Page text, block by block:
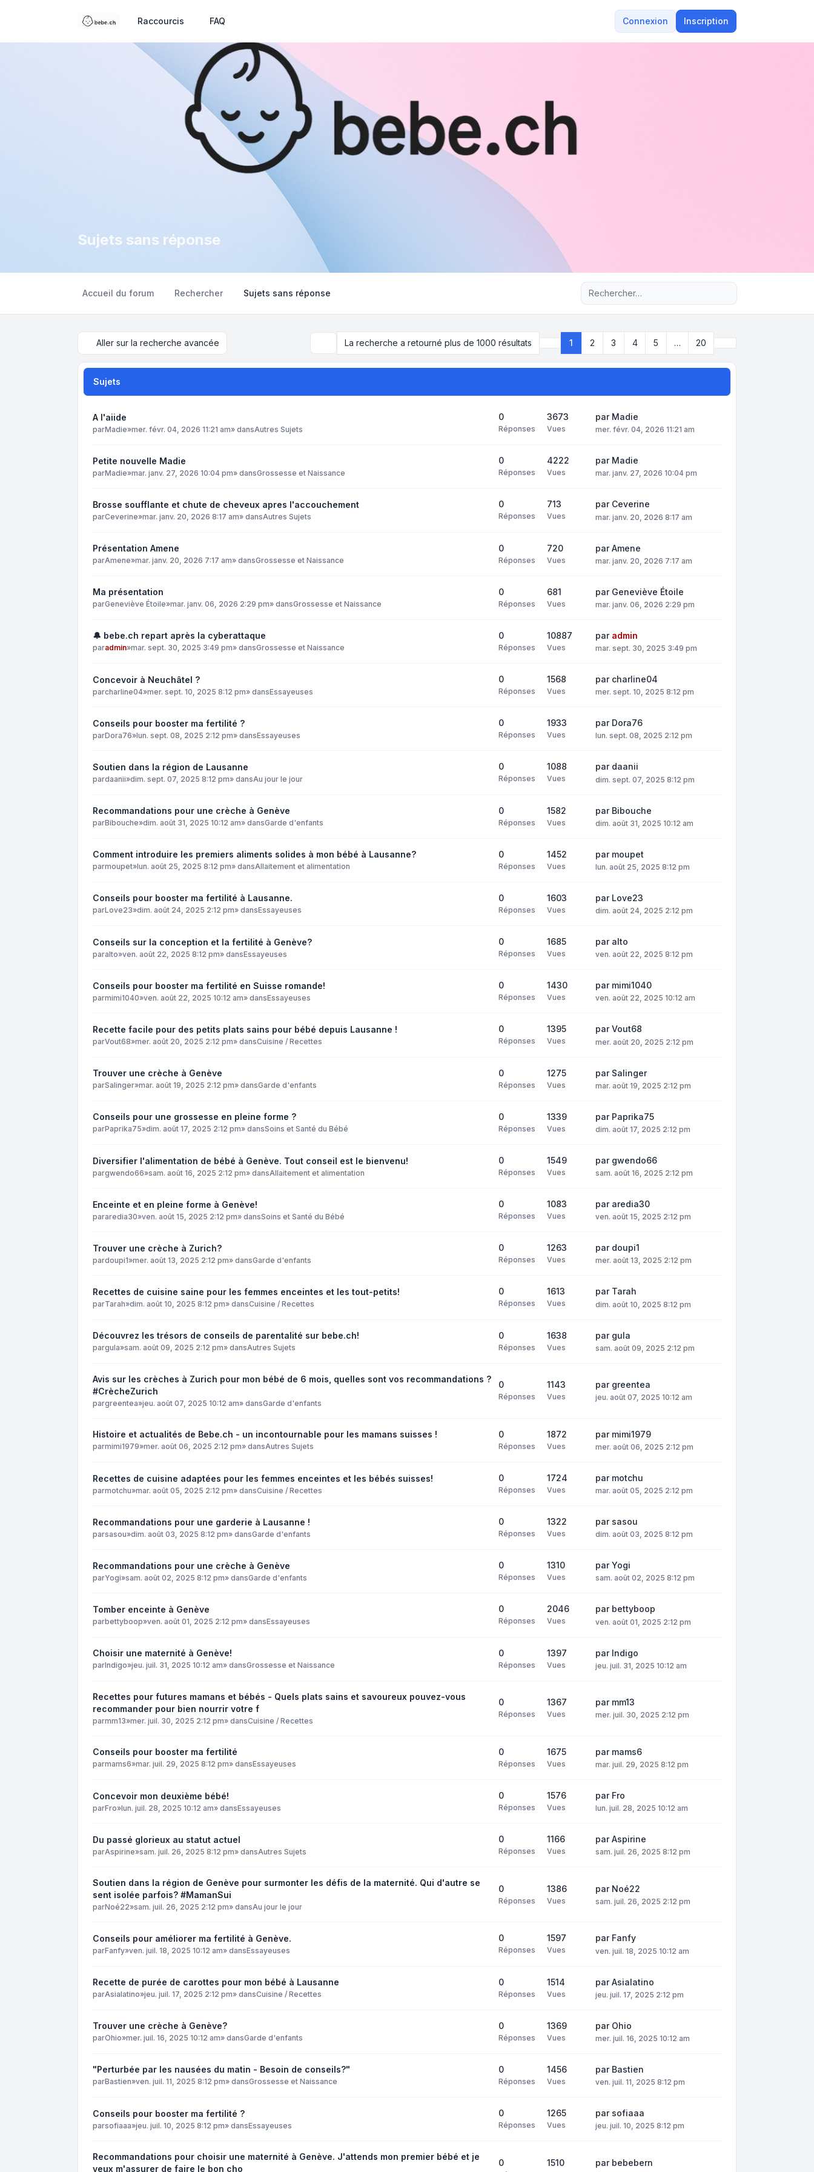
Raccourcis FAQ Connexion Inscription
Sujets sans réponse
Accueil du forum Rechercher Sujets sans réponse Recherche avancée
Aller sur la recherche avancée RechercherLa recherche a retourné plus de 1000 résultats Page 1 sur20
1 2 3 4 5 … 20
Sujets
A l'aiide
parMadie»mer. févr. 04, 2026 11:21 am» dansAutres Sujets
0
Réponses
3673
Vues
par Madie
mer. févr. 04, 2026 11:21 am
Petite nouvelle Madie
parMadie»mar. janv. 27, 2026 10:04 pm» dansGrossesse et Naissance
0
Réponses
4222
Vues
par Madie
mar. janv. 27, 2026 10:04 pm
Brosse soufflante et chute de cheveux apres l'accouchement
parCeverine»mar. janv. 20, 2026 8:17 am» dansAutres Sujets
0
Réponses
713
Vues
par Ceverine
mar. janv. 20, 2026 8:17 am
Présentation Amene
parAmene»mar. janv. 20, 2026 7:17 am» dansGrossesse et Naissance
0
Réponses
720
Vues
parAmene
mar. janv. 20, 2026 7:17 am
Ma présentation
parGeneviève Étoile»mar. janv. 06, 2026 2:29 pm» dansGrossesse et Naissance
0
Réponses
681
Vues
par Geneviève Étoile
mar. janv. 06, 2026 2:29 pm
🔔 bebe.ch repart après la cyberattaque
paradmin»mar. sept. 30, 2025 3:49 pm» dansGrossesse et Naissance
0
Réponses
10887
Vues
par admin
mar. sept. 30, 2025 3:49 pm
Concevoir à Neuchâtel ?
parcharline04»mer. sept. 10, 2025 8:12 pm» dansEssayeuses
0
Réponses
1568
Vues
par charline04
mer. sept. 10, 2025 8:12 pm
Conseils pour booster ma fertilité ?
parDora76»lun. sept. 08, 2025 2:12 pm» dansEssayeuses
0
Réponses
1933
Vues
par Dora76
lun. sept. 08, 2025 2:12 pm
Soutien dans la région de Lausanne
pardaanii»dim. sept. 07, 2025 8:12 pm» dansAu jour le jour
0
Réponses
1088
Vues
par daanii
dim. sept. 07, 2025 8:12 pm
Recommandations pour une crèche à Genève
parBibouche»dim. août 31, 2025 10:12 am» dansGarde d'enfants
0
Réponses
1582
Vues
par Bibouche
dim. août 31, 2025 10:12 am
Comment introduire les premiers aliments solides à mon bébé à Lausanne?
parmoupet»lun. août 25, 2025 8:12 pm» dansAllaitement et alimentation
0
Réponses
1452
Vues
par moupet
lun. août 25, 2025 8:12 pm
Conseils pour booster ma fertilité à Lausanne.
parLove23»dim. août 24, 2025 2:12 pm» dansEssayeuses
0
Réponses
1603
Vues
par Love23
dim. août 24, 2025 2:12 pm
Conseils sur la conception et la fertilité à Genève?
paralto»ven. août 22, 2025 8:12 pm» dansEssayeuses
0
Réponses
1685
Vues
par alto
ven. août 22, 2025 8:12 pm
Conseils pour booster ma fertilité en Suisse romande!
parmimi1040»ven. août 22, 2025 10:12 am» dansEssayeuses
0
Réponses
1430
Vues
par mimi1040
ven. août 22, 2025 10:12 am
Recette facile pour des petits plats sains pour bébé depuis Lausanne !
parVout68»mer. août 20, 2025 2:12 pm» dansCuisine / Recettes
0
Réponses
1395
Vues
parVout68
mer. août 20, 2025 2:12 pm
Trouver une crèche à Genève
parSalinger»mar. août 19, 2025 2:12 pm» dansGarde d'enfants
0
Réponses
1275
Vues
par Salinger
mar. août 19, 2025 2:12 pm
Conseils pour une grossesse en pleine forme ?
parPaprika75»dim. août 17, 2025 2:12 pm» dansSoins et Santé du Bébé
0
Réponses
1339
Vues
par Paprika75
dim. août 17, 2025 2:12 pm
Diversifier l'alimentation de bébé à Genève. Tout conseil est le bienvenu!
pargwendo66»sam. août 16, 2025 2:12 pm» dansAllaitement et alimentation
0
Réponses
1549
Vues
par gwendo66
sam. août 16, 2025 2:12 pm
Enceinte et en pleine forme à Genève!
pararedia30»ven. août 15, 2025 2:12 pm» dansSoins et Santé du Bébé
0
Réponses
1083
Vues
par aredia30
ven. août 15, 2025 2:12 pm
Trouver une crèche à Zurich?
pardoupi1»mer. août 13, 2025 2:12 pm» dansGarde d'enfants
0
Réponses
1263
Vues
par doupi1
mer. août 13, 2025 2:12 pm
Recettes de cuisine saine pour les femmes enceintes et les tout-petits!
parTarah»dim. août 10, 2025 8:12 pm» dansCuisine / Recettes
0
Réponses
1613
Vues
par Tarah
dim. août 10, 2025 8:12 pm
Découvrez les trésors de conseils de parentalité sur bebe.ch!
pargula»sam. août 09, 2025 2:12 pm» dansAutres Sujets
0
Réponses
1638
Vues
par gula
sam. août 09, 2025 2:12 pm
Avis sur les crèches à Zurich pour mon bébé de 6 mois, quelles sont vos recommandations ?
#CrècheZurich
pargreentea»jeu. août 07, 2025 10:12 am» dansGarde d'enfants
0
Réponses
1143
Vues
par greentea
jeu. août 07, 2025 10:12 am
Histoire et actualités de Bebe.ch - un incontournable pour les mamans suisses !
parmimi1979»mer. août 06, 2025 2:12 pm» dansAutres Sujets
0
Réponses
1872
Vues
par mimi1979
mer. août 06, 2025 2:12 pm
Recettes de cuisine adaptées pour les femmes enceintes et les bébés suisses!
parmotchu»mar. août 05, 2025 2:12 pm» dansCuisine / Recettes
0
Réponses
1724
Vues
par motchu
mar. août 05, 2025 2:12 pm
Recommandations pour une garderie à Lausanne !
parsasou»dim. août 03, 2025 8:12 pm» dansGarde d'enfants
0
Réponses
1322
Vues
par sasou
dim. août 03, 2025 8:12 pm
Recommandations pour une crèche à Genève
parYogi»sam. août 02, 2025 8:12 pm» dansGarde d'enfants
0
Réponses
1310
Vues
parYogi
sam. août 02, 2025 8:12 pm
Tomber enceinte à Genève
parbettyboop»ven. août 01, 2025 2:12 pm» dansEssayeuses
0
Réponses
2046
Vues
par bettyboop
ven. août 01, 2025 2:12 pm
Choisir une maternité à Genève!
parIndigo»jeu. juil. 31, 2025 10:12 am» dansGrossesse et Naissance
0
Réponses
1397
Vues
par Indigo
jeu. juil. 31, 2025 10:12 am
Recettes pour futures mamans et bébés - Quels plats sains et savoureux pouvez-vous
recommander pour bien nourrir votre f
parmm13»mer. juil. 30, 2025 2:12 pm» dansCuisine / Recettes
0
Réponses
1367
Vues
par mm13
mer. juil. 30, 2025 2:12 pm
Conseils pour booster ma fertilité
parmams6»mar. juil. 29, 2025 8:12 pm» dansEssayeuses
0
Réponses
1675
Vues
par mams6
mar. juil. 29, 2025 8:12 pm
Concevoir mon deuxième bébé!
parFro»lun. juil. 28, 2025 10:12 am» dansEssayeuses
0
Réponses
1576
Vues
par Fro
lun. juil. 28, 2025 10:12 am
Du passé glorieux au statut actuel
parAspirine»sam. juil. 26, 2025 8:12 pm» dansAutres Sujets
0
Réponses
1166
Vues
parAspirine
sam. juil. 26, 2025 8:12 pm
Soutien dans la région de Genève pour surmonter les défis de la maternité. Qui d'autre se
sent isolée parfois? #MamanSui
parNoé22»sam. juil. 26, 2025 2:12 pm» dansAu jour le jour
0
Réponses
1386
Vues
par Noé22
sam. juil. 26, 2025 2:12 pm
Conseils pour améliorer ma fertilité à Genève.
parFanfy»ven. juil. 18, 2025 10:12 am» dansEssayeuses
0
Réponses
1597
Vues
par Fanfy
ven. juil. 18, 2025 10:12 am
Recette de purée de carottes pour mon bébé à Lausanne
parAsialatino»jeu. juil. 17, 2025 2:12 pm» dansCuisine / Recettes
0
Réponses
1514
Vues
parAsialatino
jeu. juil. 17, 2025 2:12 pm
Trouver une crèche à Genève?
parOhio»mer. juil. 16, 2025 10:12 am» dansGarde d'enfants
0
Réponses
1369
Vues
par Ohio
mer. juil. 16, 2025 10:12 am
"Perturbée par les nausées du matin - Besoin de conseils?"
parBastien»ven. juil. 11, 2025 8:12 pm» dansGrossesse et Naissance
0
Réponses
1456
Vues
par Bastien
ven. juil. 11, 2025 8:12 pm
Conseils pour booster ma fertilité ?
parsofiaaa»jeu. juil. 10, 2025 8:12 pm» dansEssayeuses
0
Réponses
1265
Vues
par sofiaaa
jeu. juil. 10, 2025 8:12 pm
Recommandations pour choisir une maternité à Genève. J'attends mon premier bébé et je
veux m'assurer de faire le bon cho
0 1510 par bebebern